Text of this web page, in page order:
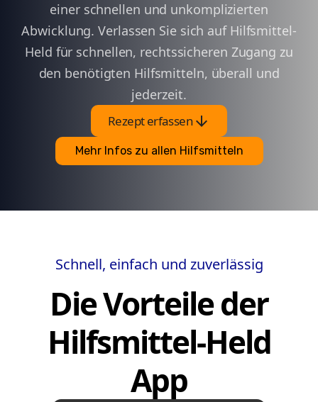
einer schnellen und unkomplizierten
Abwicklung. Verlassen Sie sich auf Hilfsmittel-
Held für schnellen, rechtssicheren Zugang zu
den benötigten Hilfsmitteln, überall und
jederzeit.
Rezept erfassenarrow_downward
Mehr Infos zu allen Hilfsmitteln
Schnell, einfach und zuverlässig
Die Vorteile der
Hilfsmittel-Held
App